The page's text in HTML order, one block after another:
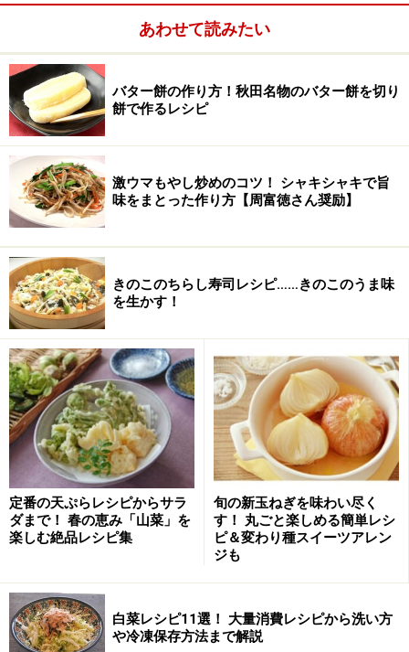
1.塩鮭をグリルか網で焼き、皮と骨を取り除いてほぐ
す。長ネギをみじん切りにする。卵を溶きほぐす。
フライパンを熱し、サラダ油大さじ2を取り、卵を流し
入れ、大きくかき混ぜる。
3. 卵が半熟の内にご飯を入れて炒める。
4.酒を回し入れる。鮭と長ネギを加えて炒める
5.塩を小さじ1/3とコショウ（コクを出したい場合はここ
で旨味調味料を少々）を加えてあおる。しょう油をご飯
の上に回し入れて炒め合わす。
6.最後に、風味付け用のごま油を、鍋肌に回し入れる。
（あっさり味が好みならば入れない）
※鮭の塩味がキツイ場合は、調味用の塩は少な目に！
あわせて読みたい
バター餅の作り方！秋田名物のバター餅を切り
餅で作るレシピ
激ウマもやし炒めのコツ！ シャキシャキで旨
味をまとった作り方【周富徳さん奨励】
きのこのちらし寿司レシピ……きのこのうま味
を生かす！
定番の天ぷらレシピからサラ
ダまで！ 春の恵み「山菜」を
楽しむ絶品レシピ集
旬の新玉ねぎを味わい尽く
す！ 丸ごと楽しめる簡単レシ
ピ＆変わり種スイーツアレン
ジも
白菜レシピ11選！ 大量消費レシピから洗い方
や冷凍保存方法まで解説